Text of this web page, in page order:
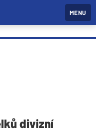
MENU
divizní